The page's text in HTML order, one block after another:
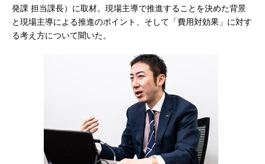
発課 担当課長）に取材。現場主導で推進することを決めた背景
と現場主導による推進のポイント、そして「費用対効果」に対す
る考え方について聞いた。